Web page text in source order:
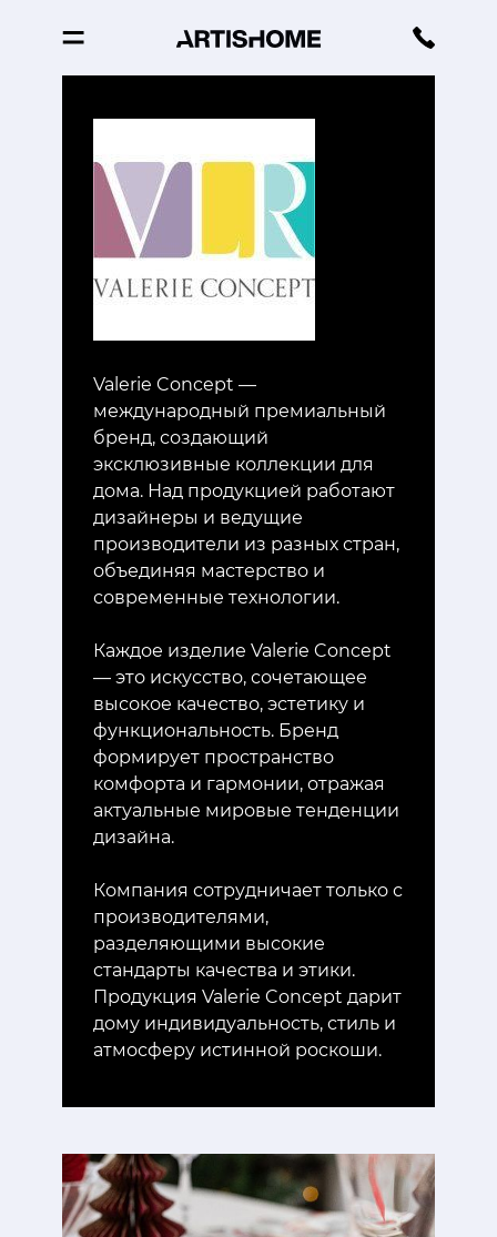
Valerie Concept —
международный премиальный
бренд, создающий
эксклюзивные коллекции для
дома. Над продукцией работают
дизайнеры и ведущие
производители из разных стран,
объединяя мастерство и
современные технологии.
Каждое изделие Valerie Concept
— это искусство, сочетающее
высокое качество, эстетику и
функциональность. Бренд
формирует пространство
комфорта и гармонии, отражая
актуальные мировые тенденции
дизайна.
Компания сотрудничает только с
производителями,
разделяющими высокие
стандарты качества и этики.
Продукция Valerie Concept дарит
дому индивидуальность, стиль и
атмосферу истинной роскоши.